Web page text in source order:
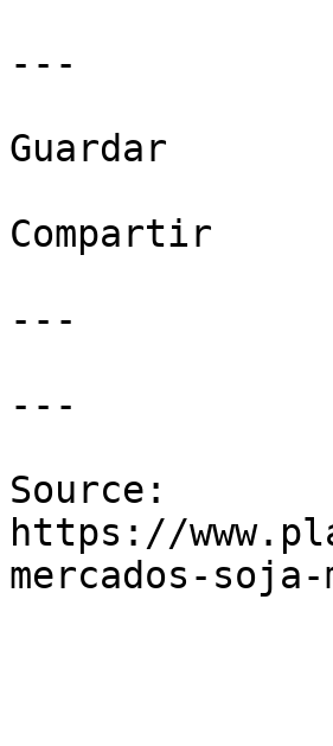
---
Guardar
Compartir
---
---
Source:
https://